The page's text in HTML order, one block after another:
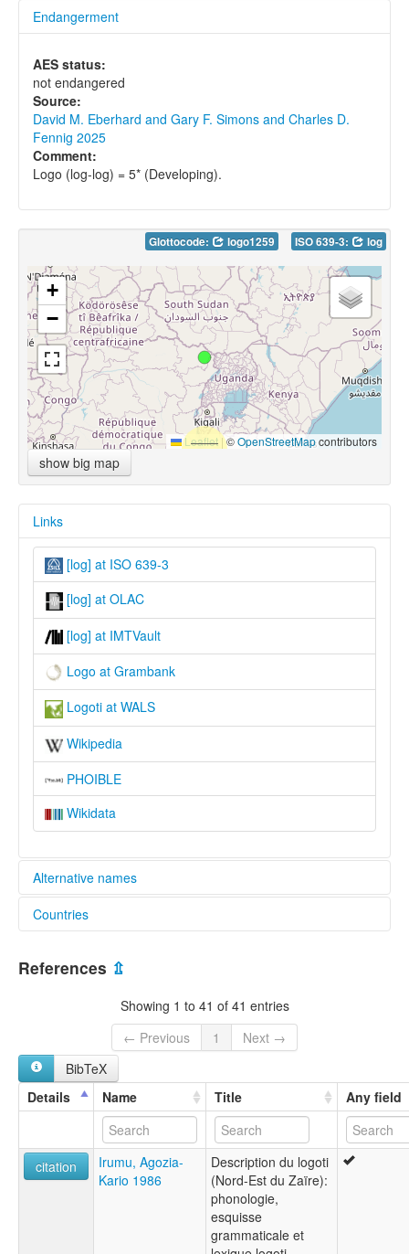
Endangerment
AES status:
not endangered
Source:
David M. Eberhard and Gary F. Simons and Charles D.
Fennig 2025
Comment:
Logo (log-log) = 5* (Developing).
Glottocode: logo1259 ISO 639-3: log
+
−
Leaflet |©OpenStreetMapcontributors
show big map
Links
[log] at ISO 639-3
[log] at OLAC
[log] at IMTVault
Logo at Grambank
Logoti at WALS
Wikipedia
PHOIBLE
Wikidata
Alternative names
lexvo:
Logo language [en]
Логоски јазик [mk]
moseley & asher (1994):
Logo
Logoti
ruhlen (1987):
Logo
Logoti
Countries
Congo, The Democratic Republic of the [CD]
References ⇫
Showing 1 to 41 of 41 entries
← Previous
1
Next →
BibTeX
Details
Name Title Any field
citation
Irumu, Agozia-
Kario 1986
Description du logoti
(Nord-Est du Zaïre):
phonologie,
esquisse
grammaticale et